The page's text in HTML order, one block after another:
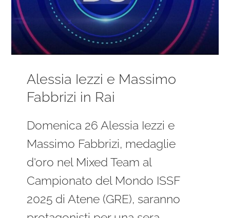
Alessia Iezzi e Massimo
Fabbrizi in Rai
Domenica 26 Alessia Iezzi e
Massimo Fabbrizi, medaglie
d'oro nel Mixed Team al
Campionato del Mondo ISSF
2025 di Atene (GRE), saranno